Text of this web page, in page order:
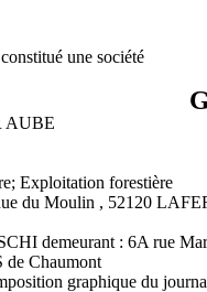
une société
AUBE
Exploitation forestière
du Moulin , 52120
demeurant : 6A rue
de Chaumont
graphique du